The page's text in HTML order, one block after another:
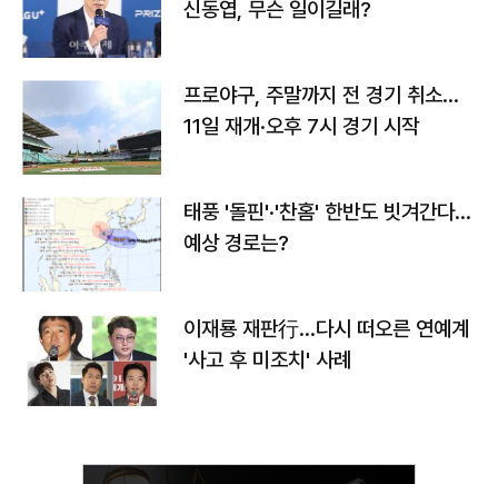
신동엽, 무슨 일이길래?
프로야구, 주말까지 전 경기 취소…
11일 재개·오후 7시 경기 시작
태풍 '돌핀'·'찬홈' 한반도 빗겨간다…
예상 경로는?
이재룡 재판行…다시 떠오른 연예계
'사고 후 미조치' 사례